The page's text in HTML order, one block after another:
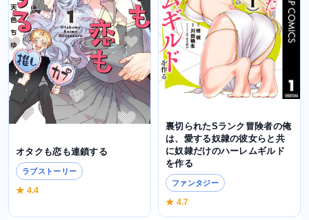
オタクも恋も連鎖する
ラブストーリー
★ 4.4
裏切られたSランク冒険者の俺
は、愛する奴隷の彼女らと共
に奴隷だけのハーレムギルド
を作る
ファンタジー
★ 4.7